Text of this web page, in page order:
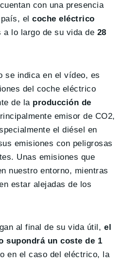
con una presencia
país, elcoche eléctrico
a lo largo de su vida de 28
se indica en el vídeo, es
del coche eléctrico
de la producción de
emisor de CO2,
el diésel en
emisiones con peligrosas
Unas emisiones que
nuestro entorno, mientras
estar alejadas de los
al final de su vida útil,el
supondrá un coste de 1
en el caso del eléctrico, la